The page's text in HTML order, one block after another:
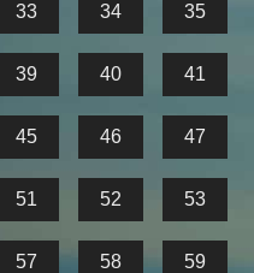
33 34 35
39 40 41
45 46 47
51 52 53
57 58 59